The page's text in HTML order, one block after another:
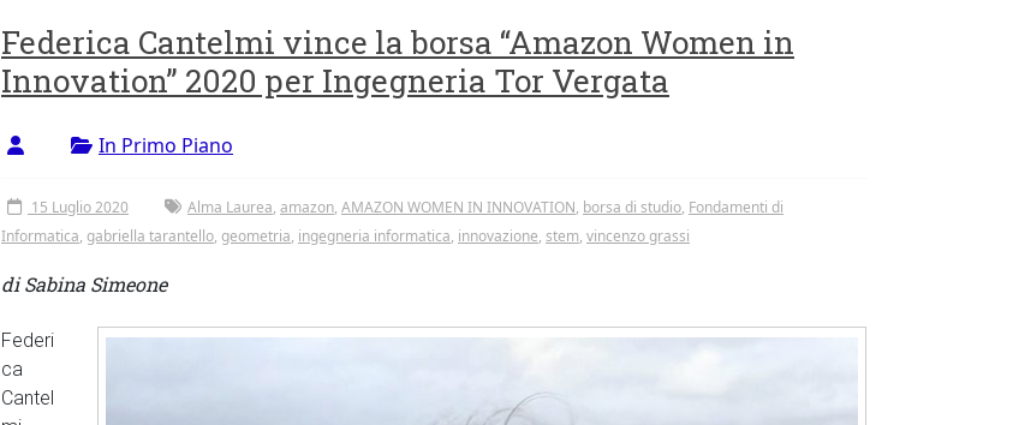
Federica Cantelmi vince la borsa “Amazon Women in
Innovation” 2020 per Ingegneria Tor Vergata
In Primo Piano
15 Luglio 2020 Alma Laurea, amazon, AMAZON WOMEN IN INNOVATION, borsa di studio, Fondamenti di
Informatica, gabriella tarantello, geometria, ingegneria informatica, innovazione, stem, vincenzo grassi
di Sabina Simeone
Federi
ca
Cantel